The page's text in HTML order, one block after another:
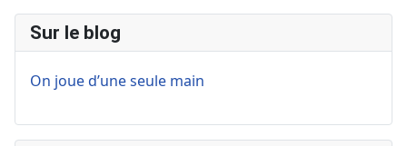
Sur le blog
On joue d’une seule main